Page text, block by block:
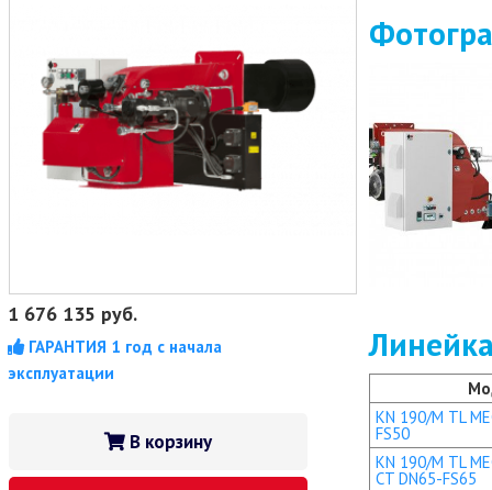
1 676 135 руб.
ГАРАНТИЯ 1 год с начала
эксплуатации
В корзину
KN 190/M TL
FS50
KN 190/M TL
CT DN65-FS65